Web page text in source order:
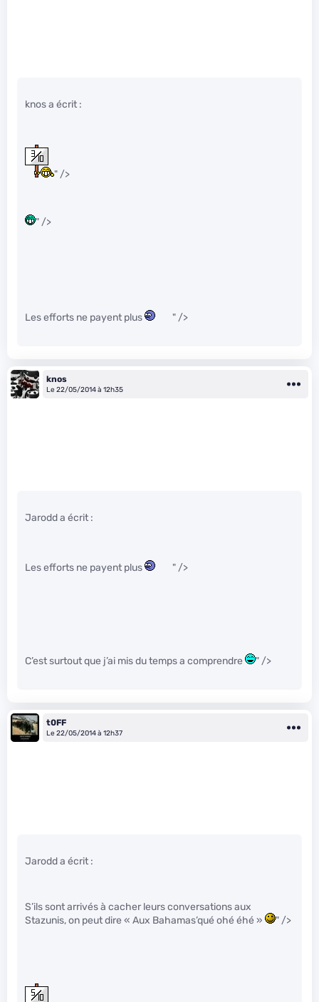
knos a écrit :
" />
" />
Les efforts ne payent plus " />
knos
Le 22/05/2014 à 12h35
Jarodd a écrit :
Les efforts ne payent plus " />
C’est surtout que j’ai mis du temps a comprendre " />
t0FF
Le 22/05/2014 à 12h37
Jarodd a écrit :
S’ils sont arrivés à cacher leurs conversations aux
Stazunis, on peut dire « Aux Bahamas’qué ohé éhé »
" />